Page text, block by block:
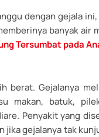
dengan gejala
banyak air
Tersumbat pada
berat. Gejalanya
makan, batuk,
Penyakit yang
jika gejalanya tak